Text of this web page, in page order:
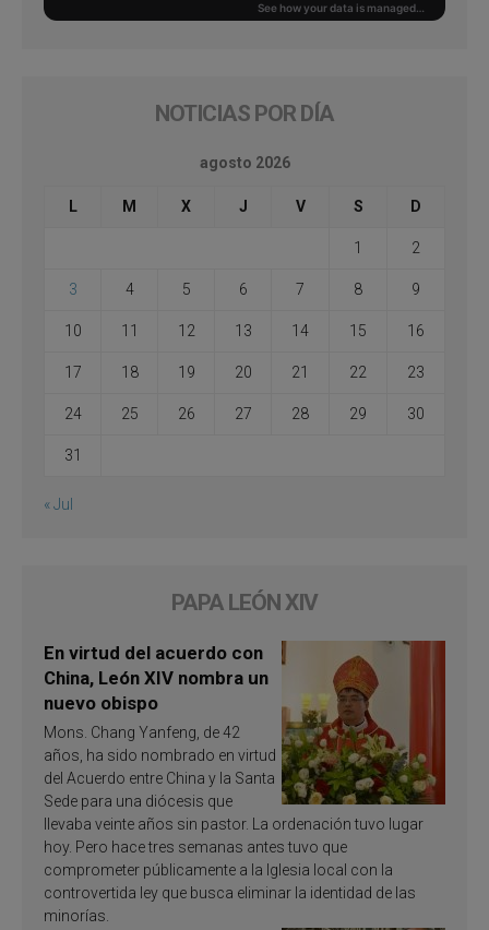
NOTICIAS POR DÍA
agosto 2026
L M X J V S D
1 2
3 4 5 6 7 8 9
10 11 12 13 14 15 16
17 18 19 20 21 22 23
24 25 26 27 28 29 30
31
« Jul
PAPA LEÓN XIV
En virtud del acuerdo con
China, León XIV nombra un
nuevo obispo
Mons. Chang Yanfeng, de 42
años, ha sido nombrado en virtud
del Acuerdo entre China y la Santa
Sede para una diócesis que
llevaba veinte años sin pastor. La ordenación tuvo lugar
hoy. Pero hace tres semanas antes tuvo que
comprometer públicamente a la Iglesia local con la
controvertida ley que busca eliminar la identidad de las
minorías.